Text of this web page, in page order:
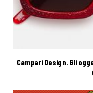
Campari Design. Gli